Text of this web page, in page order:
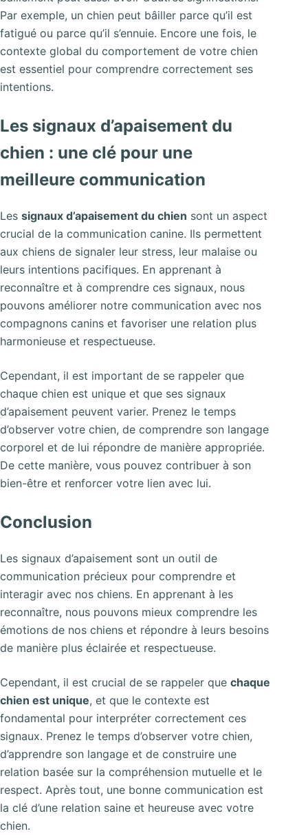
Par exemple, un chien peut bâiller parce qu’il est
fatigué ou parce qu’il s’ennuie. Encore une fois, le
contexte global du comportement de votre chien
est essentiel pour comprendre correctement ses
intentions.
Les signaux d’apaisement du
chien : une clé pour une
meilleure communication
Les signaux d’apaisement du chien sont un aspect
crucial de la communication canine. Ils permettent
aux chiens de signaler leur stress, leur malaise ou
leurs intentions pacifiques. En apprenant à
reconnaître et à comprendre ces signaux, nous
pouvons améliorer notre communication avec nos
compagnons canins et favoriser une relation plus
harmonieuse et respectueuse.
Cependant, il est important de se rappeler que
chaque chien est unique et que ses signaux
d’apaisement peuvent varier. Prenez le temps
d’observer votre chien, de comprendre son langage
corporel et de lui répondre de manière appropriée.
De cette manière, vous pouvez contribuer à son
bien-être et renforcer votre lien avec lui.
Conclusion
Les signaux d’apaisement sont un outil de
communication précieux pour comprendre et
interagir avec nos chiens. En apprenant à les
reconnaître, nous pouvons mieux comprendre les
émotions de nos chiens et répondre à leurs besoins
de manière plus éclairée et respectueuse.
Cependant, il est crucial de se rappeler que chaque
chien est unique, et que le contexte est
fondamental pour interpréter correctement ces
signaux. Prenez le temps d’observer votre chien,
d’apprendre son langage et de construire une
relation basée sur la compréhension mutuelle et le
respect. Après tout, une bonne communication est
la clé d’une relation saine et heureuse avec votre
chien.